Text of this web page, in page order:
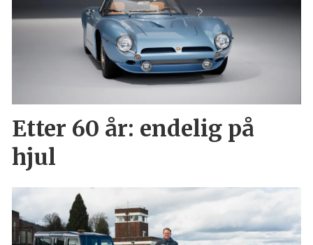
Etter 60 år: endelig på
hjul